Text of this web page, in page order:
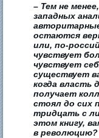
– Тем не
западных
остаются
или, по-
чувствует
чувствует
существует
когда власть
получает
стоял до сих
тридцать с
этом книгу,
в революцию?